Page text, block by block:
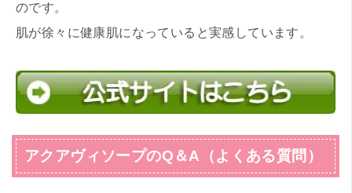
のです。
肌が徐々に健康肌になっていると実感しています。
アクアヴィソープのQ＆A（よくある質問）